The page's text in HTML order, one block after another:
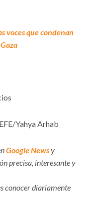
voces que condenan
Yahya Arhab
Google Newsy
precisa, interesante y
conocer diariamente